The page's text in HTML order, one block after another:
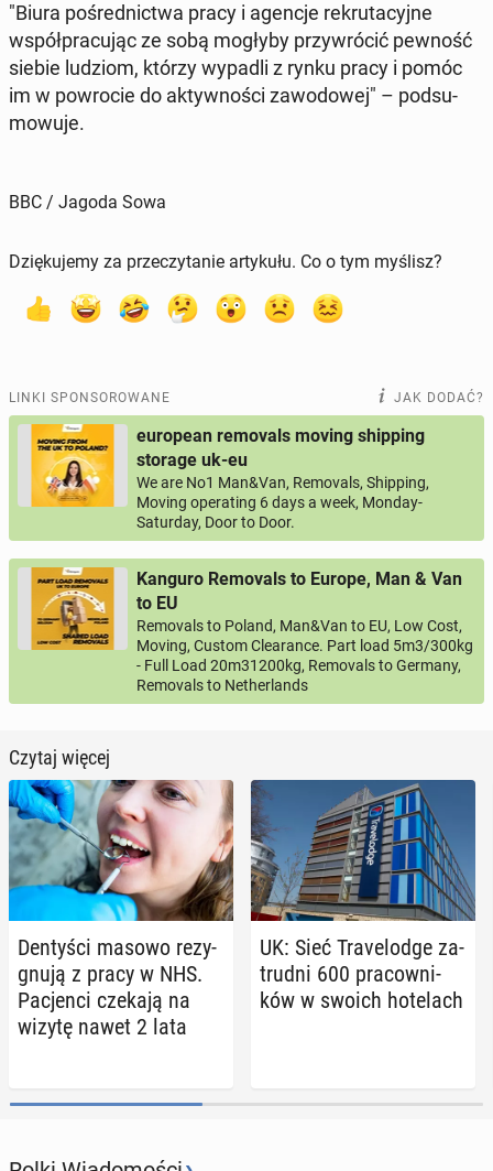
"Biura po­śred­nic­twa pracy i agencje re­kru­ta­cyj­ne
współ­pra­cu­jąc ze sobą mogłyby przy­wró­cić pewność
siebie ludziom, którzy wypadli z rynku pracy i pomóc
im w po­wro­cie do ak­tyw­no­ści za­wo­do­wej" – pod­su­
mo­wu­je.
BBC / Jagoda Sowa
Dziękujemy za przeczytanie artykułu. Co o tym myślisz?
LINKI SPONSOROWANE JAK DODAĆ?
european removals moving shipping
storage uk-eu
We are No1 Man&Van, Removals, Shipping,
Moving operating 6 days a week, Monday-
Saturday, Door to Door.
Kanguro Removals to Europe, Man & Van
to EU
Removals to Poland, Man&Van to EU, Low Cost,
Moving, Custom Clearance. Part load 5m3/300kg
- Full Load 20m31200kg, Removals to Germany,
Removals to Netherlands
Czytaj więcej
Den­ty­ści masowo re­zy­
gnu­ją z pracy w NHS.
Pa­cjen­ci czekają na
wizytę nawet 2 lata
UK: Sieć Tra­ve­lod­ge za­
trud­ni 600 pra­cow­ni­
ków w swoich ho­te­lach